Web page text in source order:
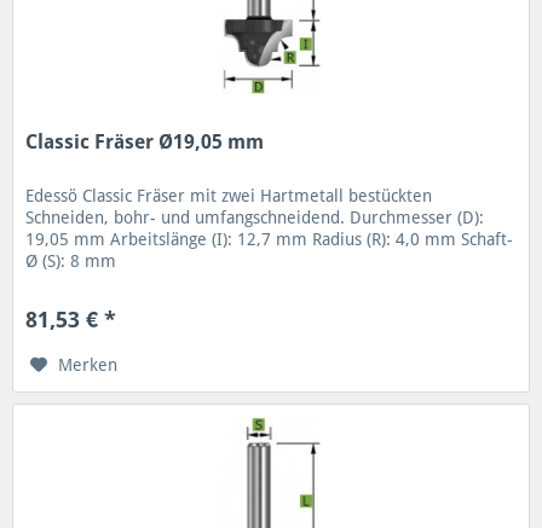
Classic Fräser Ø19,05 mm
Edessö Classic Fräser mit zwei Hartmetall bestückten
Schneiden, bohr- und umfangschneidend. Durchmesser (D):
19,05 mm Arbeitslänge (I): 12,7 mm Radius (R): 4,0 mm Schaft-
Ø (S): 8 mm
81,53 € *
Merken